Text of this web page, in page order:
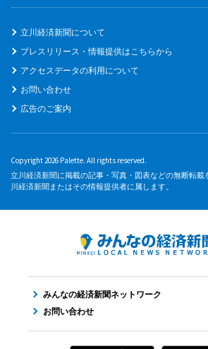
立川経済新聞について
プレスリリース・情報提供はこちらから
アクセスデータの利用について
お問い合わせ
広告のご案内
Copyright 2026 Palette. All rights reserved.
立川経済新聞に掲載の記事・写真・図表などの無断転載
川経済新聞またはその情報提供者に属します。
みんなの経済新聞ネットワーク
お問い合わせ